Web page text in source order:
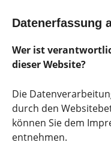
Datenerfassung
Wer ist
dieser Website?
Die
durch den
können Sie dem
entnehmen.